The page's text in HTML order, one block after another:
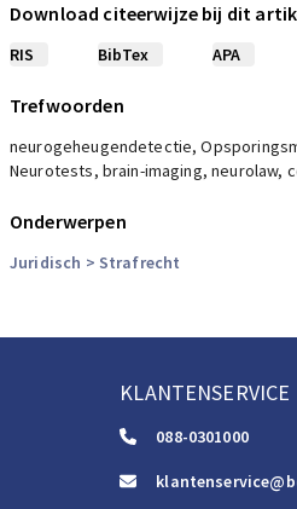
Introducing Neuropsychology, 3,
Betrouwbaar getuigenbewijs.
strafrechtelijke
Leiden), 2014
Kibble,Halsey
Introducing Neuropsychology, 2008
Download citeerwijze bij dit
RIS BibTex APA
Trefwoorden
neurogeheugendetectie,
Neurotests, brain-imaging, neurolaw,
Onderwerpen
Juridisch > Strafrecht
KLANTENSERVICE
088-0301000